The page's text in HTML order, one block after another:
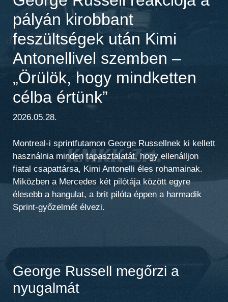
pályán kirobbant
feszültségek után Kimi
Antonellivel szemben –
„Örülök, hogy mindketten
célba értünk”
2026.05.28.
Montreal-i sprintfutamon George Russellnek ki kellett
használnia minden tapasztalatát, hogy ellenálljon
fiatal csapattársa, Kimi Antonelli éles rohamainak.
Miközben a Mercedes két pilótája között egyre
élesebb a hangulat, a brit pilóta éppen a harmadik
Sprint-győzelmét élvezi.
George Russell megőrzi a
nyugalmát